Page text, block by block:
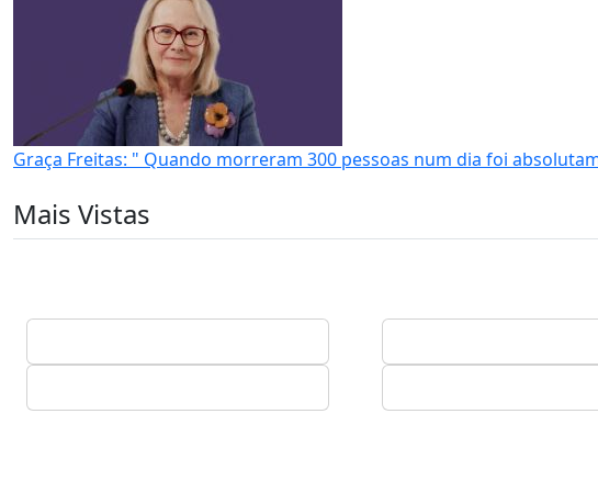
Graça Freitas: " Quando morreram 300 pessoas num dia foi
Mais Vistas